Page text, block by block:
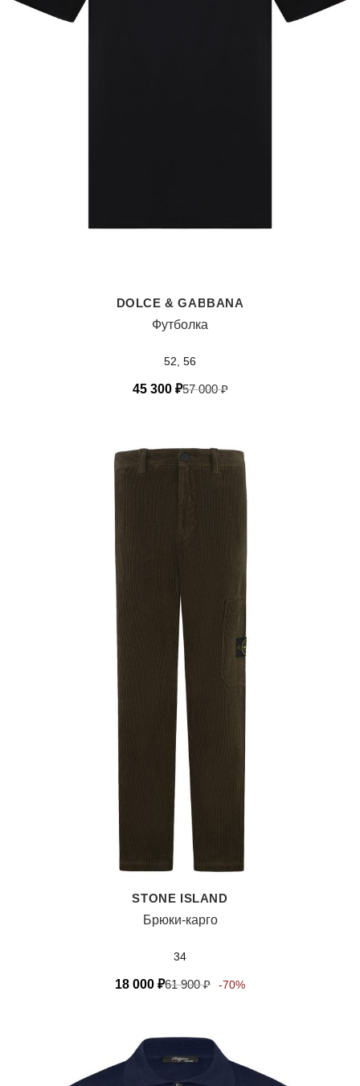
DOLCE & GABBANA
Футболка
52, 56
45 300 ₽57 000₽
STONE ISLAND
Брюки-карго
34
18 000 ₽61 900₽ -70%